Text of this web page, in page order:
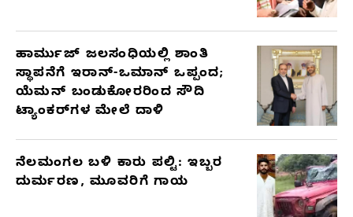
ಹಾರ್ಮುಜ್ ಜಲಸಂಧಿಯಲ್ಲಿ ಶಾಂತಿ
ಸ್ಥಾಪನೆಗೆ ಇರಾನ್-ಒಮಾನ್ ಒಪ್ಪಂದ;
ಯೆಮನ್ ಬಂಡುಕೋರರಿಂದ ಸೌದಿ
ಟ್ಯಾಂಕರ್‌ಗಳ ಮೇಲೆ ದಾಳಿ
ನೆಲಮಂಗಲ ಬಳಿ ಕಾರು ಪಲ್ಟಿ: ಇಬ್ಬರ
ದುರ್ಮರಣ, ಮೂವರಿಗೆ ಗಾಯ